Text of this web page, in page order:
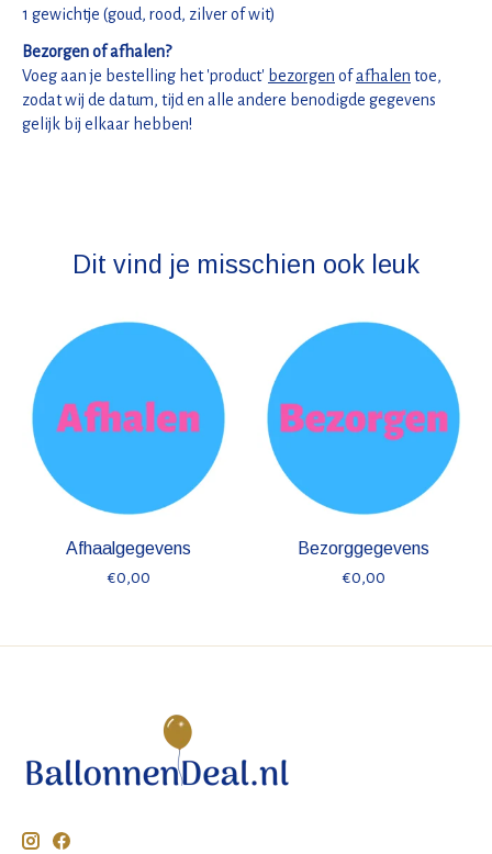
1 gewichtje (goud, rood, zilver of wit)
Bezorgen of afhalen?
Voeg aan je bestelling het 'product' bezorgen ofafhalen toe,
zodat wij de datum, tijd en alle andere benodigde gegevens
gelijk bij elkaar hebben!
Dit vind je misschien ook leuk
Items van productcarrousel
Afhaalgegevens
€0,00
Bezorggegevens
€0,00